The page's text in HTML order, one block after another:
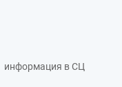
информация в СЦ